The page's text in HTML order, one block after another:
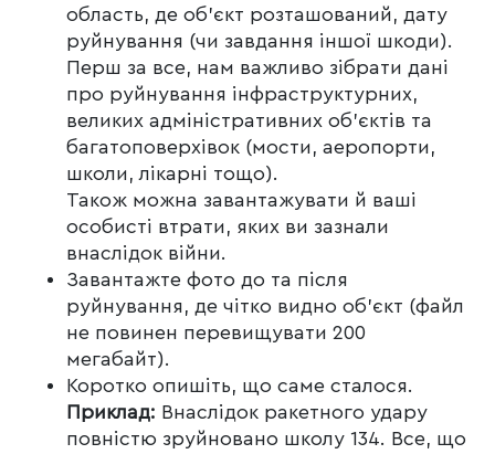
область, де об’єкт розташований, дату
руйнування (чи завдання іншої шкоди).
Перш за все, нам важливо зібрати дані
про руйнування інфраструктурних,
великих адміністративних об’єктів та
багатоповерхівок (мости, аеропорти,
школи, лікарні тощо).
Також можна завантажувати й ваші
особисті втрати, яких ви зазнали
внаслідок війни.
Завантажте фото до та після
руйнування, де чітко видно об’єкт (файл
не повинен перевищувати 200
мегабайт).
Коротко опишіть, що саме сталося.
Приклад: Внаслідок ракетного удару
повністю зруйновано школу 134. Все, що